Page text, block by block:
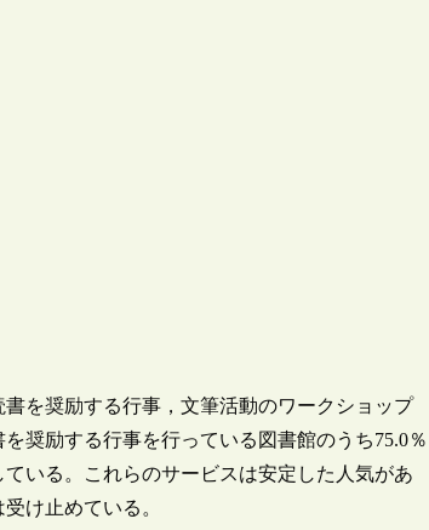
を奨励する行事，文筆活動のワークショップ
奨励する行事を行っている図書館のうち75.0％
いる。これらのサービスは安定した人気があ
け止めている。